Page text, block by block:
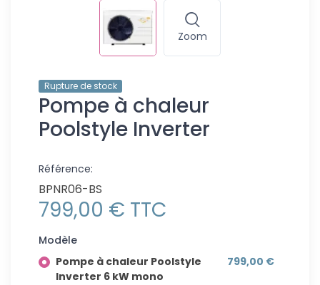
Zoom
Rupture de stock
Pompe à chaleur
Poolstyle Inverter
Référence:
BPNR06-BS
799,00 € TTC
Modèle
Pompe à chaleur Poolstyle
Inverter 6 kW mono
799,00 €